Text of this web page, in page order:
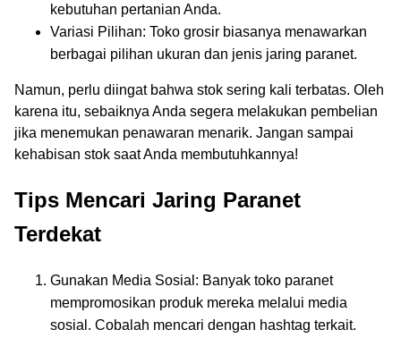
kebutuhan pertanian Anda.
Variasi Pilihan: Toko grosir biasanya menawarkan
berbagai pilihan ukuran dan jenis jaring paranet.
Namun, perlu diingat bahwa stok sering kali terbatas. Oleh
karena itu, sebaiknya Anda segera melakukan pembelian
jika menemukan penawaran menarik. Jangan sampai
kehabisan stok saat Anda membutuhkannya!
Tips Mencari Jaring Paranet
Terdekat
Gunakan Media Sosial: Banyak toko paranet
mempromosikan produk mereka melalui media
sosial. Cobalah mencari dengan hashtag terkait.